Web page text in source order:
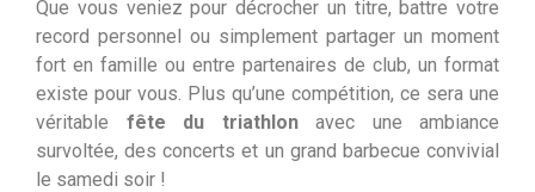
Que vous veniez pour décrocher un titre, battre votre
record personnel ou simplement partager un moment
fort en famille ou entre partenaires de club, un format
existe pour vous. Plus qu’une compétition, ce sera une
véritable fête du triathlonavec une ambiance
survoltée, des concerts et un grand barbecue convivial
le samedi soir !